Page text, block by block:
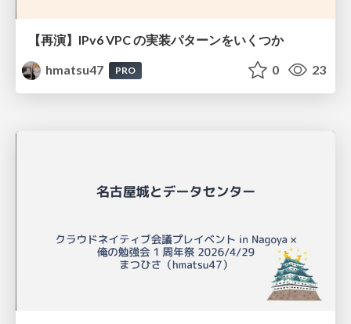
【再演】IPv6 VPC の実装パターンをいくつか
hmatsu47
PRO 0 23